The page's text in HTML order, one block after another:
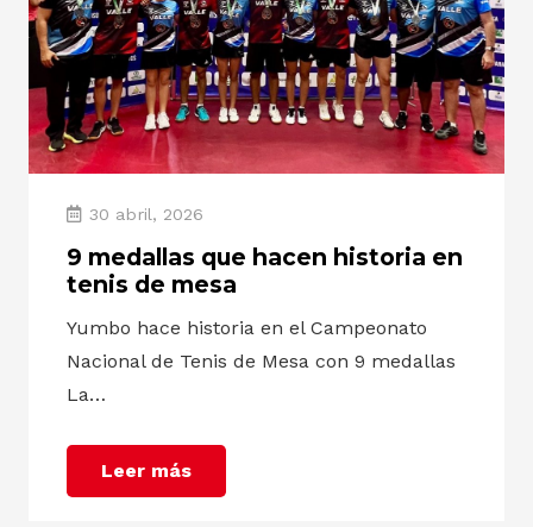
30 abril, 2026
9 medallas que hacen historia en
tenis de mesa
Yumbo hace historia en el Campeonato
Nacional de Tenis de Mesa con 9 medallas
La…
Leer más